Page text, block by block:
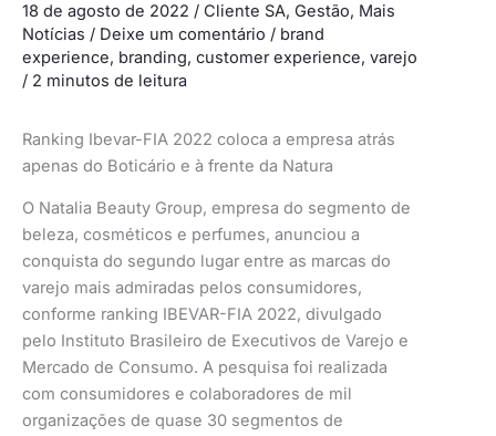
18 de agosto de 2022 / Cliente SA, Gestão, Mais
Notícias / Deixe um comentário / brand
experience, branding, customer experience, varejo
/ 2 minutos de leitura
Ranking Ibevar-FIA 2022 coloca a empresa atrás
apenas do Boticário e à frente da Natura
O Natalia Beauty Group, empresa do segmento de
beleza, cosméticos e perfumes, anunciou a
conquista do segundo lugar entre as marcas do
varejo mais admiradas pelos consumidores,
conforme ranking IBEVAR-FIA 2022, divulgado
pelo Instituto Brasileiro de Executivos de Varejo e
Mercado de Consumo. A pesquisa foi realizada
com consumidores e colaboradores de mil
organizações de quase 30 segmentos de